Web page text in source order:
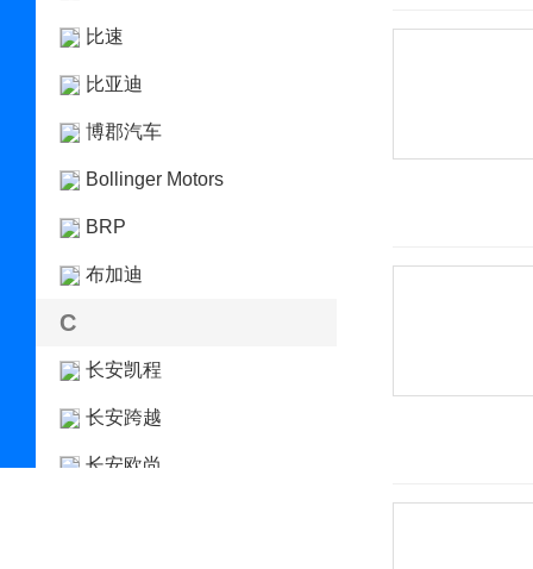
比速
比亚迪
博郡汽车
Bollinger Motors
BRP
布加迪
C
长安凯程
长安跨越
长安欧尚